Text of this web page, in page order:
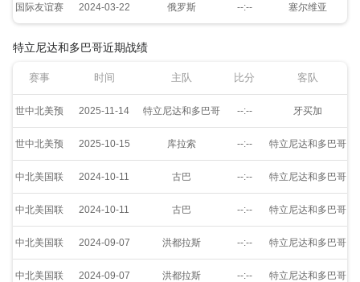
国际友谊赛 2024-03-22 俄罗斯 --:-- 塞尔维亚
特立尼达和多巴哥近期战绩
赛事 时间 主队 比分 客队
世中北美预 2025-11-14 特立尼达和多巴哥 --:-- 牙买加
世中北美预 2025-10-15 库拉索 --:-- 特立尼达和多巴哥
中北美国联 2024-10-11 古巴 --:-- 特立尼达和多巴哥
中北美国联 2024-10-11 古巴 --:-- 特立尼达和多巴哥
中北美国联 2024-09-07 洪都拉斯 --:-- 特立尼达和多巴哥
中北美国联 2024-09-07 洪都拉斯 --:-- 特立尼达和多巴哥